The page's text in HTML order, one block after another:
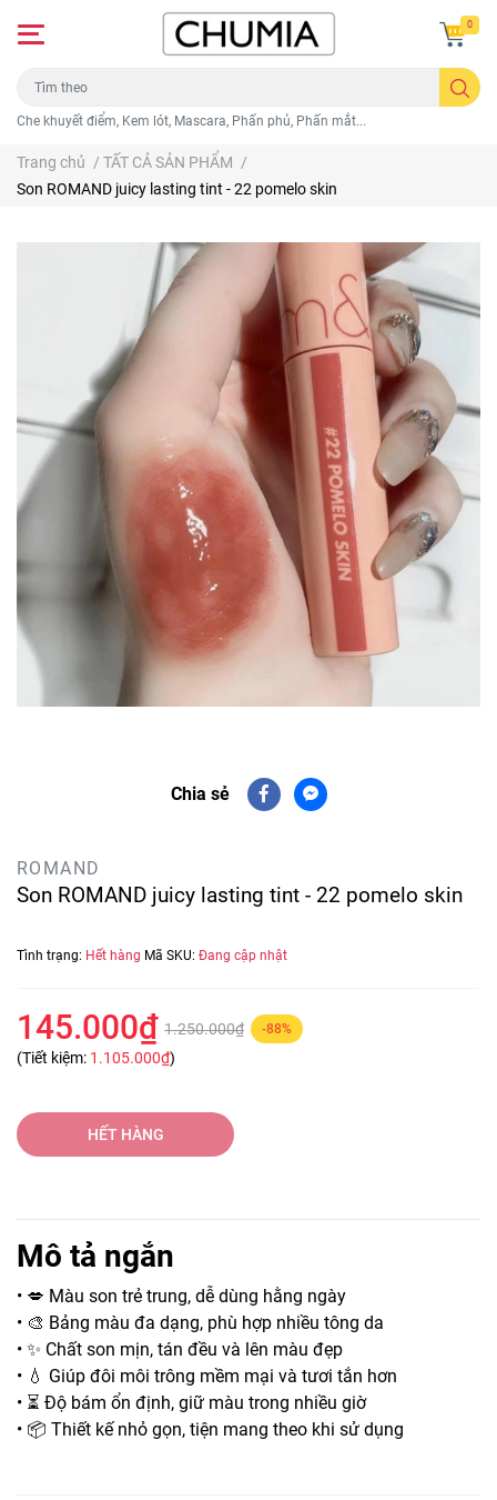
Che khuyết điểm, Kem lót, Mascara, Phấn phủ, Phấn mắt...
0
Trang chủ / TẤT CẢ SẢN PHẨM /
Son ROMAND juicy lasting tint - 22 pomelo skin
Chia sẻ
ROMAND
Son ROMAND juicy lasting tint - 22 pomelo skin
Tình trạng: Hết hàng Mã SKU: Đang cập nhật
145.000₫ 1.250.000₫ -88%
(Tiết kiệm: 1.105.000₫)
HẾT HÀNG
Mô tả ngắn
• 💋 Màu son trẻ trung, dễ dùng hằng ngày
• 🎨 Bảng màu đa dạng, phù hợp nhiều tông da
• ✨ Chất son mịn, tán đều và lên màu đẹp
• 💧 Giúp đôi môi trông mềm mại và tươi tắn hơn
• ⏳ Độ bám ổn định, giữ màu trong nhiều giờ
• 📦 Thiết kế nhỏ gọn, tiện mang theo khi sử dụng